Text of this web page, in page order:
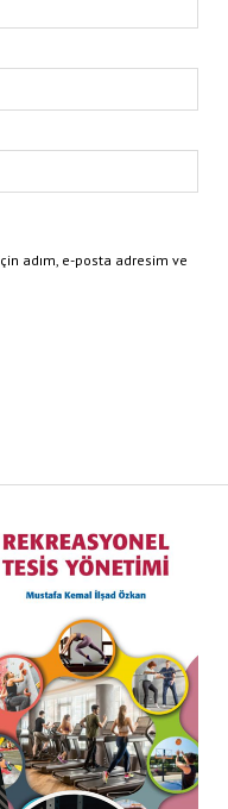
adım, e-posta adresim ve